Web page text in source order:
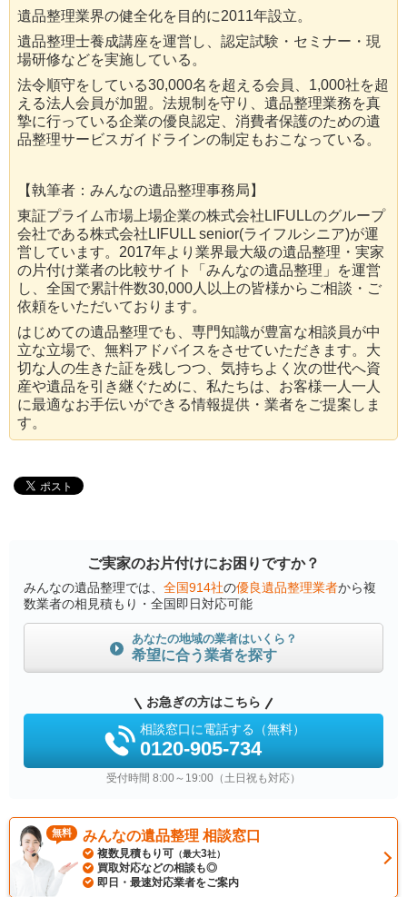
遺品整理業界の健全化を目的に2011年設立。
遺品整理士養成講座を運営し、認定試験・セミナー・現
場研修などを実施している。
法令順守をしている30,000名を超える会員、1,000社を超
える法人会員が加盟。法規制を守り、遺品整理業務を真
摯に行っている企業の優良認定、消費者保護のための遺
品整理サービスガイドラインの制定もおこなっている。
【執筆者：みんなの遺品整理事務局】
東証プライム市場上場企業の株式会社LIFULLのグループ
会社である株式会社LIFULL senior(ライフルシニア)が運
営しています。2017年より業界最大級の遺品整理・実家
の片付け業者の比較サイト「みんなの遺品整理」を運営
し、全国で累計件数30,000人以上の皆様からご相談・ご
依頼をいただいております。
はじめての遺品整理でも、専門知識が豊富な相談員が中
立な立場で、無料アドバイスをさせていただきます。大
切な人の生きた証を残しつつ、気持ちよく次の世代へ資
産や遺品を引き継ぐために、私たちは、お客様一人一人
に最適なお手伝いができる情報提供・業者をご提案しま
す。
ご実家のお片付けにお困りですか？
みんなの遺品整理では、 全国914社の優良遺品整理業者から複
数業者の相見積もり・全国即日対応可能
あなたの地域の業者はいくら？
希望に合う業者を探す
お急ぎの方はこちら
相談窓口に電話する（無料）
0120-905-734
受付時間 8:00～19:00（土日祝も対応）
無料 みんなの遺品整理 相談窓口
複数見積もり可 （最大3社）
買取対応などの相談も◎
即日・最速対応業者をご案内